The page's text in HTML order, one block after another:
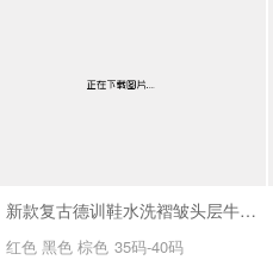
新款复古德训鞋水洗褶皱头层牛皮SA527
红色 黑色 棕色 35码-40码